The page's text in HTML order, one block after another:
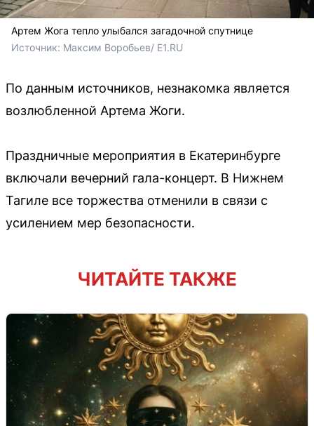
Артем Жога тепло улыбался загадочной спутнице
Источник: Максим Воробьев/ E1.RU
По данным источников, незнакомка является
возлюбленной Артема Жоги.
Праздничные мероприятия в Екатеринбурге
включали вечерний гала-концерт. В Нижнем
Тагиле все торжества отменили в связи с
усилением мер безопасности.
ЧИТАЙТЕ ТАКЖЕ